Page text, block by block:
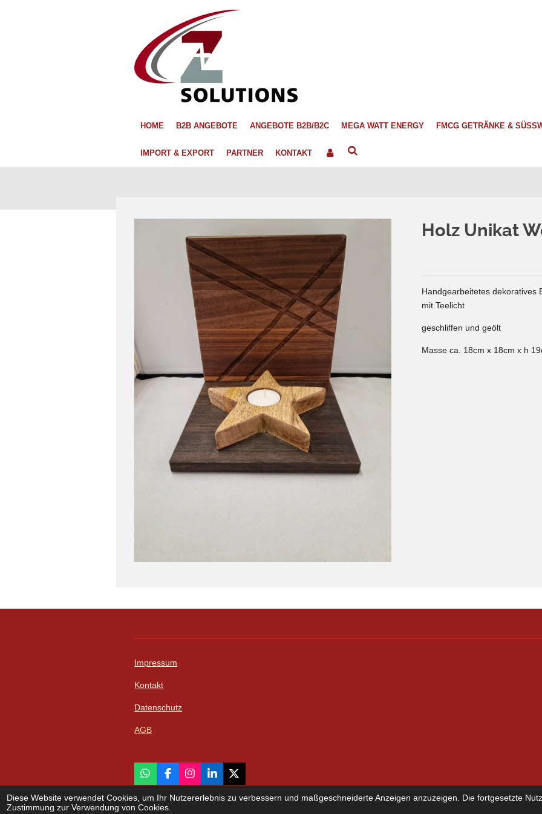
Diese Website verwendet Cookies, um Ihr Nutzererlebnis zu verbessern und maßgeschneiderte Anzeigen anzuzeigen. Die fortgesetzte
Zustimmung zur Verwendung von Cookies.
HOME B2B ANGEBOTE ANGEBOTE B2B/B2C MEGA WATT ENERGY FMCG GETRÄNKE &
IMPORT & EXPORT PARTNER KONTAKT
Holz Unikat
Handgearbeitetes dekoratives
mit Teelicht
geschliffen und geölt
Masse ca. 18cm x 18cm x h
Impressum
Kontakt
Datenschutz
AGB
W
h
a
t
F
a
c
e
I
n
s
L
i
n
X